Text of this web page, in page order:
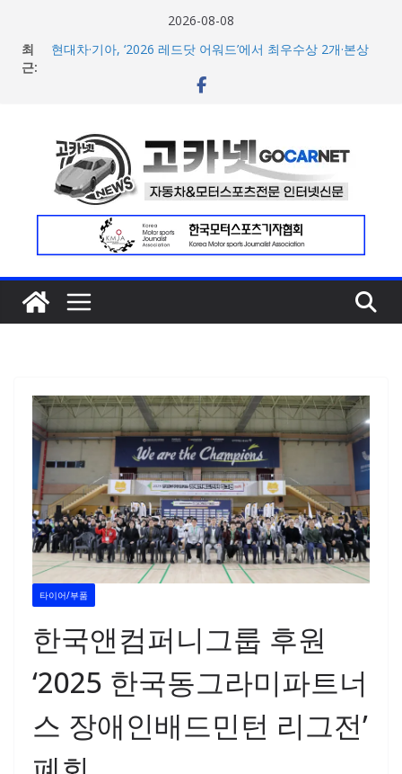
2026-08-08
최
근:
현대차·기아, ‘2026 레드닷 어워드’에서 최우수상 2개·본상
[신차] BMW, 8월 온라인 한정 에디션 3종 출시… 11일
이션 엔진’ 공개
벤틀리서울, 광주 신세계백화점에서 호남지역 최초 브랜드
팝업 오픈
BMW 레이디스 챔피언십 2026, 다양한 티켓 패키지 선보이
며 본격 대회 준비 돌입
타이어/부품
한국앤컴퍼니그룹 후원
‘2025 한국동그라미파트너
스 장애인배드민턴 리그전’